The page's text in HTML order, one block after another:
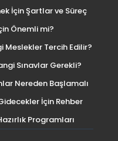
İçin Şartlar ve Süreç
Önemli mi?
Meslekler Tercih Edilir?
Sınavlar Gerekli?
Nereden Başlamalı
İçin Rehber
Programları